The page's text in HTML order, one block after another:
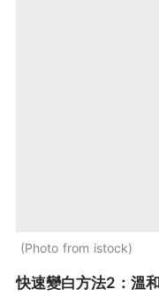
Photo from istock
快速變白方法2：溫